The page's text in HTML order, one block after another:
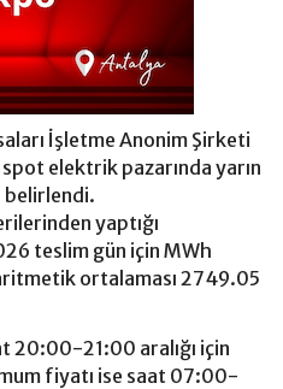
İşletme Anonim Şirketi
elektrik pazarında yarın
belirlendi.
yaptığı
teslim gün için MWh
ortalaması 2749.05
20:00-21:00 aralığı için
fiyatı ise saat 07:00-